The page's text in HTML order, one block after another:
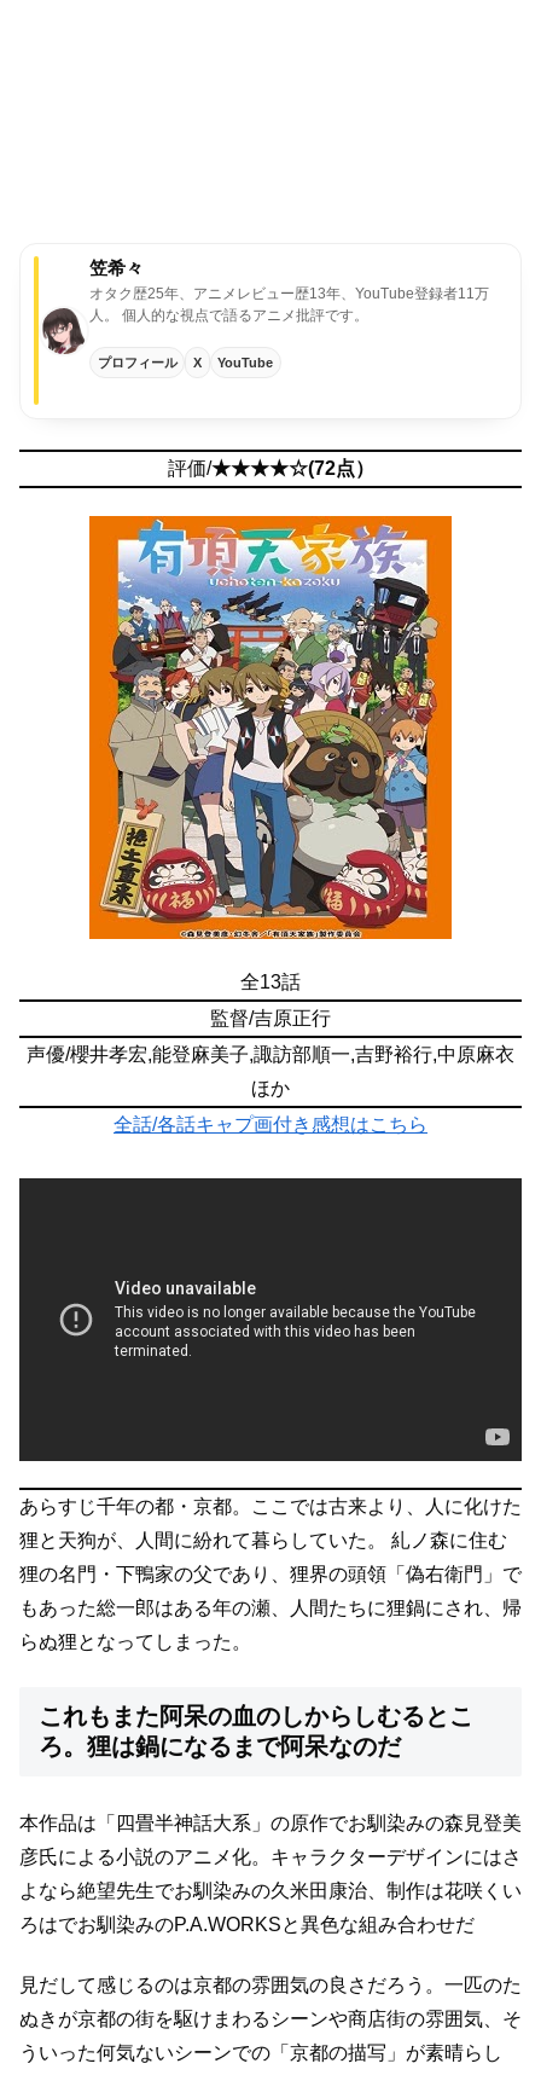
笠希々
オタク歴25年、アニメレビュー歴13年、YouTube登録者11万
人。
個人的な視点で語るアニメ批評です。
プロフィール X YouTube
評価/★★★★☆(72点）
全13話
監督/吉原正行
声優/櫻井孝宏,能登麻美子,諏訪部順一,吉野裕行,中原麻衣
ほか
全話/各話キャプ画付き感想はこちら
あらすじ千年の都・京都。ここでは古来より、人に化けた
狸と天狗が、人間に紛れて暮らしていた。 糺ノ森に住む
狸の名門・下鴨家の父であり、狸界の頭領「偽右衛門」で
もあった総一郎はある年の瀬、人間たちに狸鍋にされ、帰
らぬ狸となってしまった。
これもまた阿呆の血のしからしむるとこ
ろ。狸は鍋になるまで阿呆なのだ
本作品は「四畳半神話大系」の原作でお馴染みの森見登美
彦氏による小説のアニメ化。 キャラクターデザインにはさ
よなら絶望先生でお馴染みの久米田康治、 制作は花咲くい
ろはでお馴染みのP.A.WORKSと異色な組み合わせだ
見だして感じるのは京都の雰囲気の良さだろう。 一匹のた
ぬきが京都の街を駆けまわるシーンや商店街の雰囲気、 そ
ういった何気ないシーンでの「京都の描写」が素晴らし